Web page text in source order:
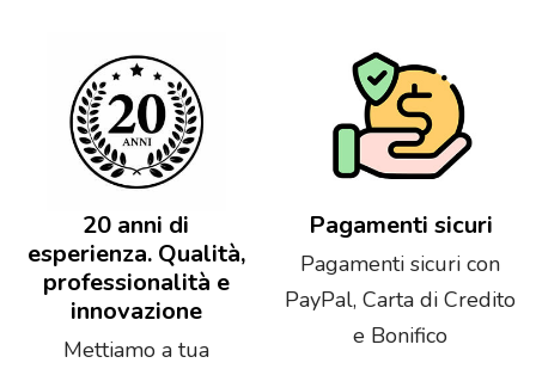
20 anni di
esperienza. Qualità,
professionalità e
innovazione
Mettiamo a tua
Pagamenti sicuri
Pagamenti sicuri con
PayPal, Carta di Credito
e Bonifico